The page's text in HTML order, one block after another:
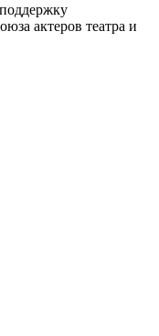
актеров театра и